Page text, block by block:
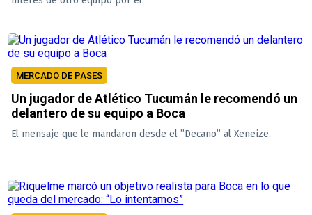
MERCADO DE PASES
Un jugador de Atlético Tucumán le recomendó un
delantero de su equipo a Boca
El mensaje que le mandaron desde el ”Decano” al Xeneize.